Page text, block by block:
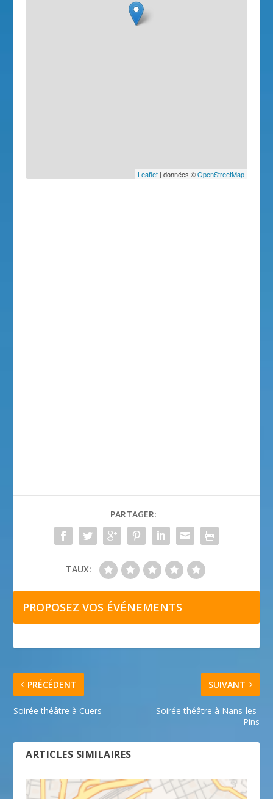
Leaflet| données ©OpenStreetMap
PARTAGER:
TAUX:
PROPOSEZ VOS ÉVÉNEMENTS
PRÉCÉDENT
Soirée théâtre à Cuers
SUIVANT
Soirée théâtre à Nans-les-
Pins
ARTICLES SIMILAIRES